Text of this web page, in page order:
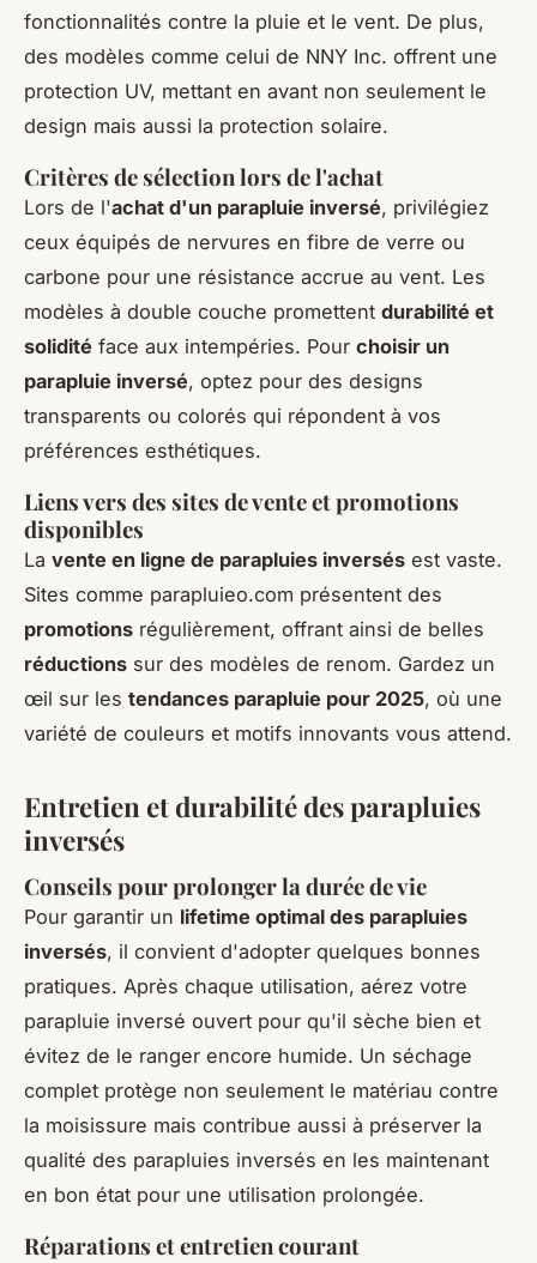
fonctionnalités contre la pluie et le vent. De plus,
des modèles comme celui de NNY Inc. offrent une
protection UV, mettant en avant non seulement le
design mais aussi la protection solaire.
Critères de sélection lors de l'achat
Lors de l'achat d'un parapluie inversé, privilégiez
ceux équipés de nervures en fibre de verre ou
carbone pour une résistance accrue au vent. Les
modèles à double couche promettent durabilité et
solidité face aux intempéries. Pour choisir un
parapluie inversé, optez pour des designs
transparents ou colorés qui répondent à vos
préférences esthétiques.
Liens vers des sites de vente et promotions
disponibles
La vente en ligne de parapluies inversés est vaste.
Sites comme parapluieo.com présentent des
promotions régulièrement, offrant ainsi de belles
réductions sur des modèles de renom. Gardez un
œil sur les tendances parapluie pour 2025, où une
variété de couleurs et motifs innovants vous attend.
Entretien et durabilité des parapluies
inversés
Conseils pour prolonger la durée de vie
Pour garantir un lifetime optimal des parapluies
inversés, il convient d'adopter quelques bonnes
pratiques. Après chaque utilisation, aérez votre
parapluie inversé ouvert pour qu'il sèche bien et
évitez de le ranger encore humide. Un séchage
complet protège non seulement le matériau contre
la moisissure mais contribue aussi à préserver la
qualité des parapluies inversés en les maintenant
en bon état pour une utilisation prolongée.
Réparations et entretien courant